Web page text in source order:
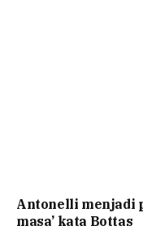
Antonelli menjadi
masa’ kata Bottas